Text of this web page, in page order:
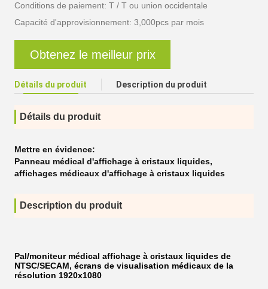
Conditions de paiement: T / T ou union occidentale
Capacité d'approvisionnement: 3,000pcs par mois
Obtenez le meilleur prix
Détails du produit Description du produit
Détails du produit
Mettre en évidence:
Panneau médical d'affichage à cristaux liquides,
affichages médicaux d'affichage à cristaux liquides
Description du produit
Pal/moniteur médical affichage à cristaux liquides de
NTSC/SECAM, écrans de visualisation médicaux de la
résolution 1920x1080